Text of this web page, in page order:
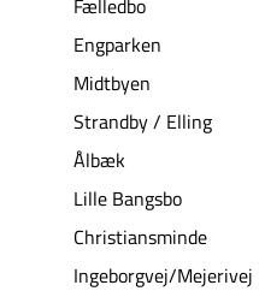
Fælledbo
Engparken
Midtbyen
Strandby / Elling
Ålbæk
Lille Bangsbo
Christiansminde
Ingeborgvej/Mejerivej